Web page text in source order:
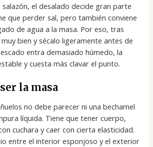
salazón, el desalado decide gran parte
que perder sal, pero también conviene
de agua a la masa. Por eso, tras
bien y sécalo ligeramente antes de
entra demasiado húmedo, la
y cuesta más clavar el punto.
la masa
no debe parecer ni una bechamel
líquida. Tiene que tener cuerpo,
cuchara y caer con cierta elasticidad.
entre el interior esponjoso y el exterior